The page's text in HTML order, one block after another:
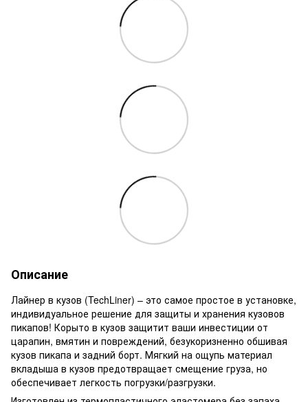
Описание
Лайнер в кузов (TechLiner) – это самое простое в установке,
индивидуальное решение для защиты и хранения кузовов
пикапов! Корыто в кузов защитит ваши инвестиции от
царапин, вмятин и повреждений, безукоризненно обшивая
кузов пикапа и задний борт. Мягкий на ощупь материал
вкладыша в кузов предотвращает смещение груза, но
обеспечивает легкость погрузки/разгрузки.